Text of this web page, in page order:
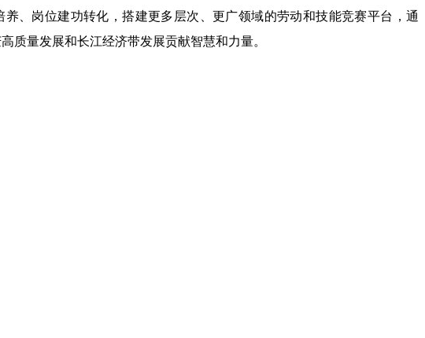
岗位建功转化，搭建更多层次、更广领域的劳动和技能竞赛平台，通
质量发展和长江经济带发展贡献智慧和力量。